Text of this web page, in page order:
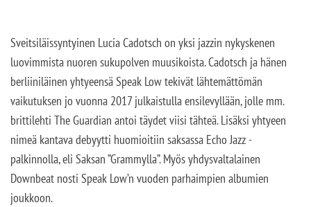
Sveitsiläissyntyinen Lucia Cadotsch on yksi jazzin nykyskenen
luovimmista nuoren sukupolven muusikoista. Cadotsch ja hänen
berliiniläinen yhtyeensä Speak Low tekivät lähtemättömän
vaikutuksen jo vuonna 2017 julkaistulla ensilevyllään, jolle mm.
brittilehti The Guardian antoi täydet viisi tähteä. Lisäksi yhtyeen
nimeä kantava debyytti huomioitiin saksassa Echo Jazz -
palkinnolla, eli Saksan ”Grammylla”. Myös yhdysvaltalainen
Downbeat nosti Speak Low’n vuoden parhaimpien albumien
joukkoon.